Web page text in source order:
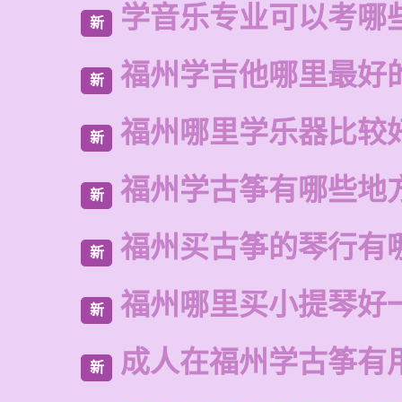
新 学音乐专业可以考哪
新 福州学吉他哪里最好
新 福州哪里学乐器比较
新 福州学古筝有哪些地
新 福州买古筝的琴行有
新 福州哪里买小提琴好
新 成人在福州学古筝有